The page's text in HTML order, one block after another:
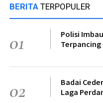
BERITA TERPOPULER
01
Polisi
02
Badai
Laga